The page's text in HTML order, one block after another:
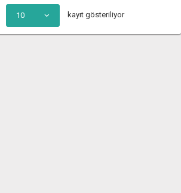
10 kayıt gösteriliyor